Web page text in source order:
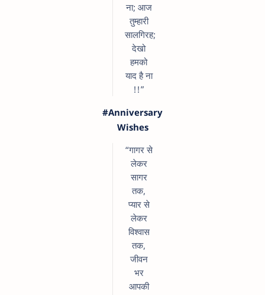
ना; आज
तुम्हारी
सालगिरह;
देखो
हमको
याद है ना
!!”
#Anniversary
Wishes
“गागर से
लेकर
सागर
तक,
प्यार से
लेकर
विश्वास
तक,
जीवन
भर
आपकी